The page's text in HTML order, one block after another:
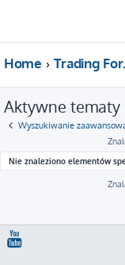
Home
Aktywne tematy
Wyszukiwanie
Nie znaleziono elementów